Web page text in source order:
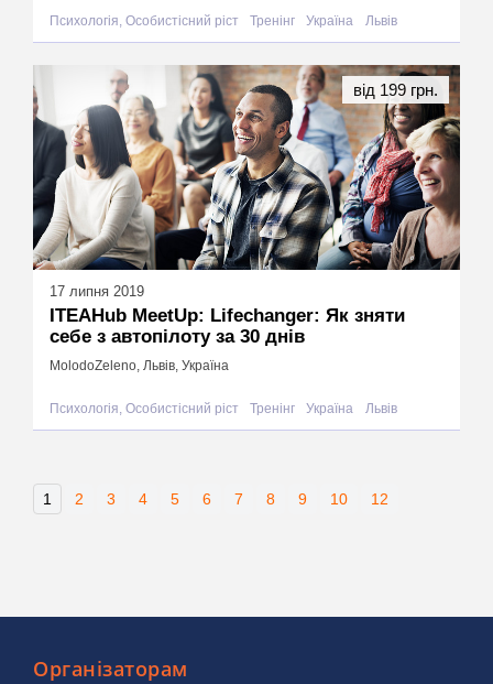
Психологія, Особистісний ріст Тренінг Україна Львів
17 липня 2019
ITEAHub MeetUp: Lifechanger: Як зняти
себе з автопілоту за 30 днів
MolodoZeleno, Львів, Україна
Психологія, Особистісний ріст Тренінг Україна Львів
від 199 грн.
1 2 3 4 5 6 7 8 9 10 12
Організаторам